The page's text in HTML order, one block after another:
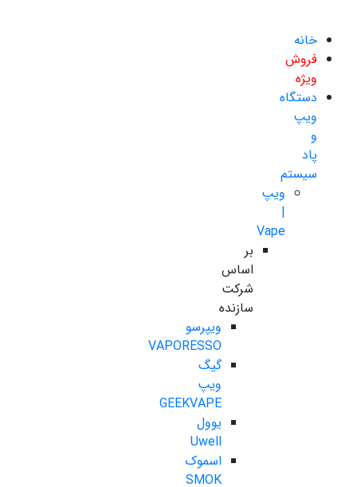
خانه
فروش
ویژه
دستگاه
ویپ
و
پاد
سیستم
ویپ
|
Vape
بر
اساس
شرکت
سازنده
ویپرسو
VAPORESSO
گیگ
ویپ
GEEKVAPE
یوول
Uwell
اسموک
SMOK